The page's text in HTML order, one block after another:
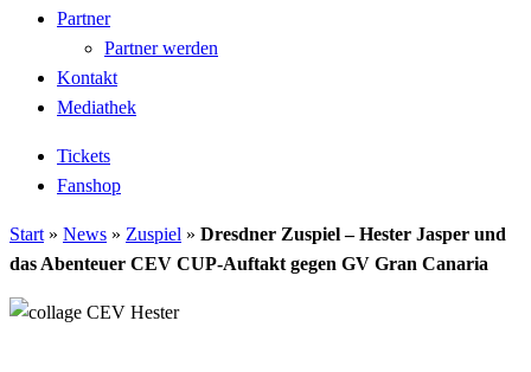
Partner
Partner werden
Kontakt
Mediathek
Tickets
Fanshop
Start » News » Zuspiel » Dresdner Zuspiel – Hester Jasper und
das Abenteuer CEV CUP-Auftakt gegen GV Gran Canaria